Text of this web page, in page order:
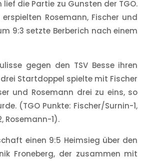
die Partie zu Gunsten der TGO.
Rosemann, Fischer und
9:3 setzte Berberich nach einem
gegen den TSV Besse ihren
Startdoppel spielte mit Fischer
und Rosemann drei zu eins, so
(TGO Punkte: Fischer/Surnin-1,
Rosemann-1).
einen 9:5 Heimsieg über den
Froneberg, der zusammen mit